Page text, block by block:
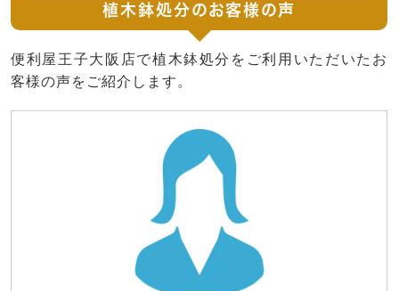
植木鉢処分のお客様の声
便利屋王子大阪店で植木鉢処分をご利用いただいたお
客様の声をご紹介します。